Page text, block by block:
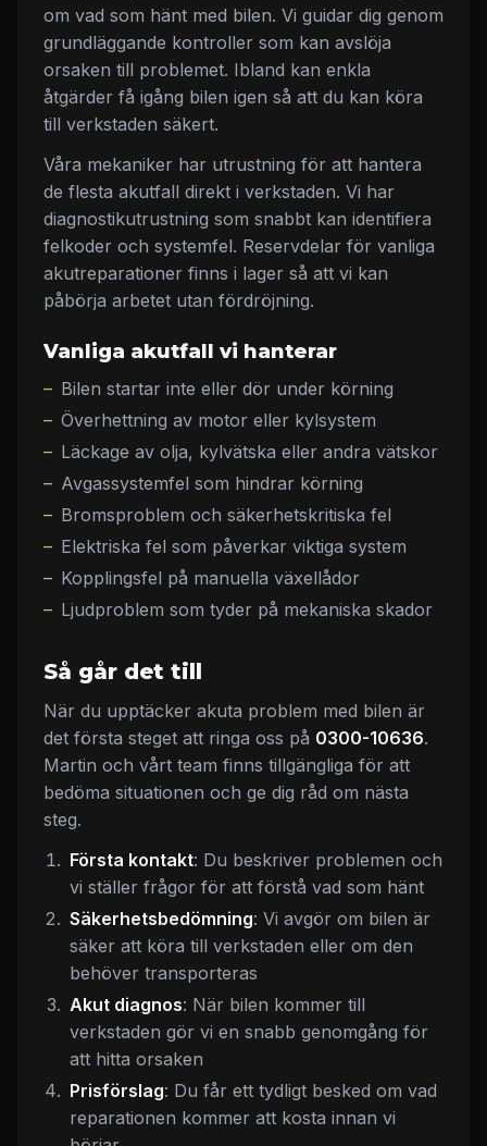
om vad som hänt med bilen. Vi guidar dig genom
grundläggande kontroller som kan avslöja
orsaken till problemet. Ibland kan enkla
åtgärder få igång bilen igen så att du kan köra
till verkstaden säkert.
Våra mekaniker har utrustning för att hantera
de flesta akutfall direkt i verkstaden. Vi har
diagnostikutrustning som snabbt kan identifiera
felkoder och systemfel. Reservdelar för vanliga
akutreparationer finns i lager så att vi kan
påbörja arbetet utan fördröjning.
Vanliga akutfall vi hanterar
Bilen startar inte eller dör under körning
Överhettning av motor eller kylsystem
Läckage av olja, kylvätska eller andra vätskor
Avgassystemfel som hindrar körning
Bromsproblem och säkerhetskritiska fel
Elektriska fel som påverkar viktiga system
Kopplingsfel på manuella växellådor
Ljudproblem som tyder på mekaniska skador
Så går det till
När du upptäcker akuta problem med bilen är
det första steget att ringa oss på 0300-10636.
Martin och vårt team finns tillgängliga för att
bedöma situationen och ge dig råd om nästa
steg.
Första kontakt: Du beskriver problemen och
vi ställer frågor för att förstå vad som hänt
Säkerhetsbedömning: Vi avgör om bilen är
säker att köra till verkstaden eller om den
behöver transporteras
Akut diagnos: När bilen kommer till
verkstaden gör vi en snabb genomgång för
att hitta orsaken
Prisförslag: Du får ett tydligt besked om vad
reparationen kommer att kosta innan vi